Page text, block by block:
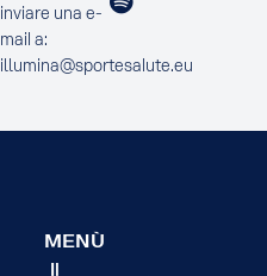
inviare una e-
mail a:
illumina@sportesalute.eu
MENÙ